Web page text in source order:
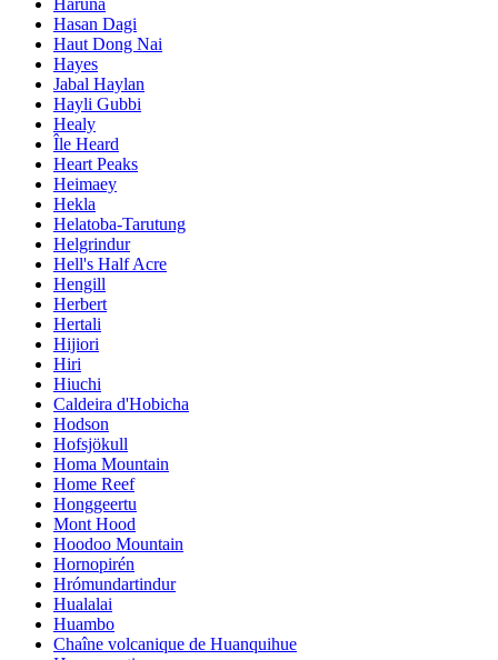
Hasan Dagi
Haut Dong Nai
Hayes
Jabal Haylan
Hayli Gubbi
Healy
Île Heard
Heart Peaks
Heimaey
Hekla
Helatoba-Tarutung
Helgrindur
Hell's Half Acre
Hengill
Herbert
Hertali
Hijiori
Hiri
Hiuchi
Caldeira d'Hobicha
Hodson
Hofsjökull
Homa Mountain
Home Reef
Honggeertu
Mont Hood
Hoodoo Mountain
Hornopirén
Hrómundartindur
Hualalai
Huambo
Chaîne volcanique de Huanquihue